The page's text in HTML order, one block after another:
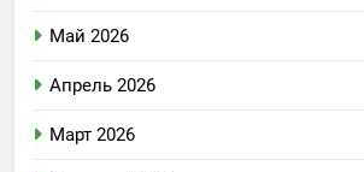
Май 2026
Апрель 2026
Март 2026